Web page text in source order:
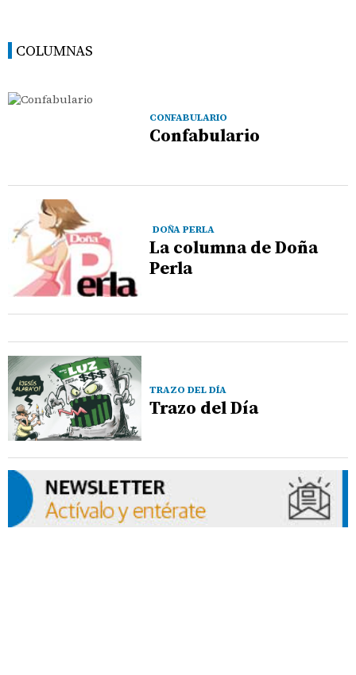
COLUMNAS
CONFABULARIO
Confabulario
DOÑA PERLA
La columna de Doña
Perla
TRAZO DEL DÍA
Trazo del Día